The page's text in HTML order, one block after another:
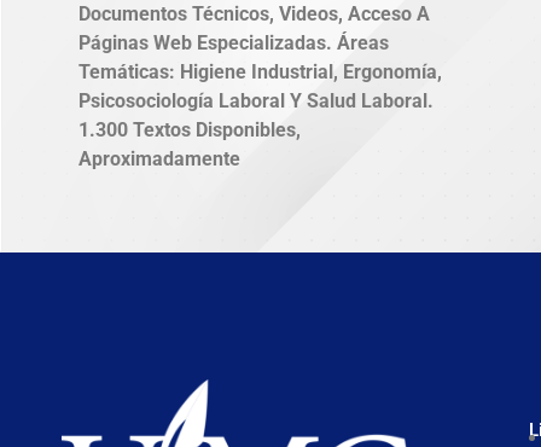
Documentos Técnicos, Videos, Acceso A
Páginas Web Especializadas. Áreas
Temáticas: Higiene Industrial, Ergonomía,
Psicosociología Laboral Y Salud Laboral.
1.300 Textos Disponibles,
Aproximadamente